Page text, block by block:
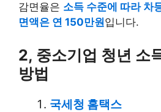
감면율은 소득 수준에 따라 차
면액은 연 150만원입니다.
2, 중소기업 청년 소
방법
국세청 홈택스